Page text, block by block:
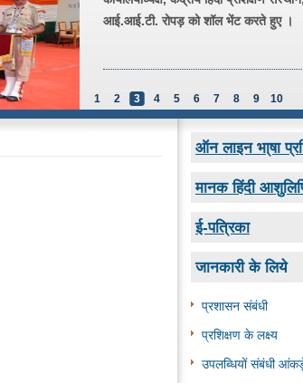
आई.आई.टी. रोपड़ को शॉल भेंट करते हुए ।
1 2 3 4 5 6 7 8 9 10
ऑन लाइन भा्षा
मानक हिंदी
ई-पत्रिका
जानकारी के लिये
प्रशासन संबंधी
प्रशिक्षण के लक्ष्‍य
उपलब्धियों संबंधी